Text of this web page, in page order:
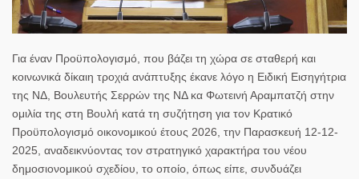
Για έναν Προϋπολογισμό, που βάζει τη χώρα σε σταθερή και
κοινωνικά δίκαιη τροχιά ανάπτυξης έκανε λόγο η Ειδική Εισηγήτρια
της ΝΔ, Βουλευτής Σερρών της ΝΔ κα Φωτεινή Αραμπατζή στην
ομιλία της στη Βουλή κατά τη συζήτηση για τον Κρατικό
Προϋπολογισμό οικονομικού έτους 2026, την Παρασκευή 12-12-
2025 , αναδεικνύοντας τον στρατηγικό χαρακτήρα του νέου
δημοσιονομικού σχεδίου, το οποίο, όπως είπε, συνδυάζει